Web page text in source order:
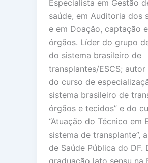
Especialista em Gestão
saúde, em Auditoria dos
e em Doação, captação
órgãos. Líder do grupo
do sistema brasileiro de
transplantes/ESCS;
do curso de
sistema brasileiro de
órgãos e tecidos” e do
“Atuação do Técnico em
sistema de transplante”,
de Saúde Pública do DF.